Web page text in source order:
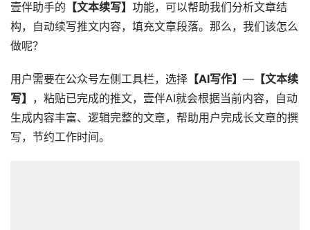
壹伴助手的 【文本续写】 功能，可以帮助我们分析文章结
构，自动续写推文内容，填充文章段落。那么，我们该怎么
做呢？
用户需要在公众号左侧工具栏，选择 【AI写作】 — 【文本续
写】
，粘贴已完成的推文，壹伴AI就会根据当前内容，自动
生成内容丰富、逻辑完整的文章，帮助用户完成长文章的撰
写，节约工作时间。